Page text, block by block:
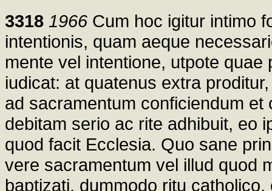
3318 1966 Cum hoc igitur intimo
intentionis, quam aeque
mente vel intentione, utpote
iudicat: at quatenus extra
ad sacramentum conficiendum
debitam serio ac rite adhibuit, eo
quod facit Ecclesia. Quo sane
vere sacramentum vel illud quod
baptizati, dummodo ritu